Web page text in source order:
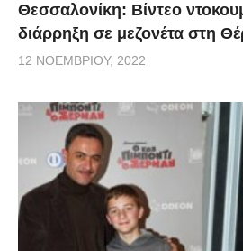
Θεσσαλονίκη: Βίντεο
διάρρηξη σε μεζονέτα στη
12 ΝΟΕΜΒΡΊΟΥ, 2022